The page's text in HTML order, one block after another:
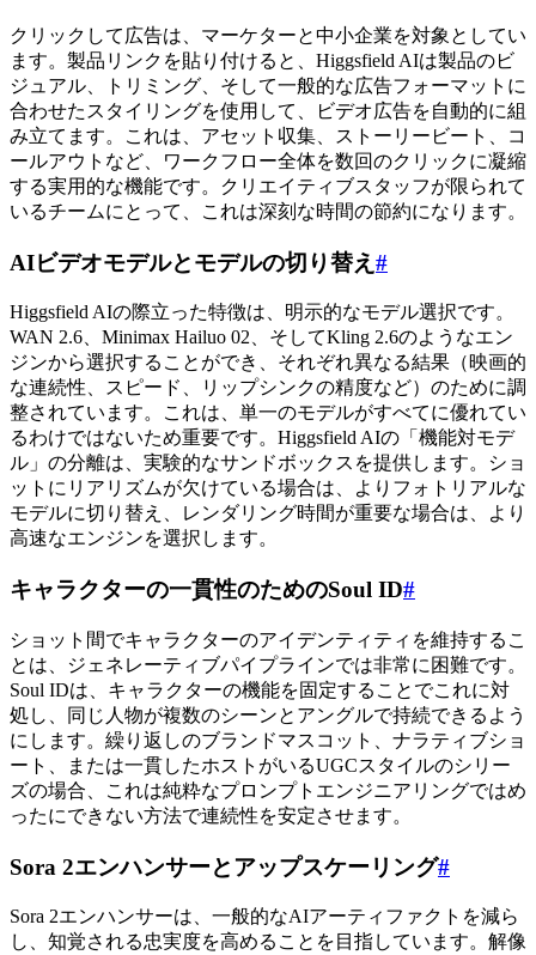
クリックして広告は、マーケターと中小企業を対象としてい
ます。製品リンクを貼り付けると、Higgsfield AIは製品のビ
ジュアル、トリミング、そして一般的な広告フォーマットに
合わせたスタイリングを使用して、ビデオ広告を自動的に組
み立てます。これは、アセット収集、ストーリービート、コ
ールアウトなど、ワークフロー全体を数回のクリックに凝縮
する実用的な機能です。クリエイティブスタッフが限られて
いるチームにとって、これは深刻な時間の節約になります。
AIビデオモデルとモデルの切り替え #
Higgsfield AIの際立った特徴は、明示的なモデル選択です。
WAN 2.6、Minimax Hailuo 02、そしてKling 2.6のようなエン
ジンから選択することができ、それぞれ異なる結果（映画的
な連続性、スピード、リップシンクの精度など）のために調
整されています。これは、単一のモデルがすべてに優れてい
るわけではないため重要です。Higgsfield AIの「機能対モデ
ル」の分離は、実験的なサンドボックスを提供します。ショ
ットにリアリズムが欠けている場合は、よりフォトリアルな
モデルに切り替え、レンダリング時間が重要な場合は、より
高速なエンジンを選択します。
キャラクターの一貫性のためのSoul ID#
ショット間でキャラクターのアイデンティティを維持するこ
とは、ジェネレーティブパイプラインでは非常に困難です。
Soul IDは、キャラクターの機能を固定することでこれに対
処し、同じ人物が複数のシーンとアングルで持続できるよう
にします。繰り返しのブランドマスコット、ナラティブショ
ート、または一貫したホストがいるUGCスタイルのシリー
ズの場合、これは純粋なプロンプトエンジニアリングではめ
ったにできない方法で連続性を安定させます。
Sora 2エンハンサーとアップスケーリング#
Sora 2エンハンサーは、一般的なAIアーティファクトを減ら
し、知覚される忠実度を高めることを目指しています。解像